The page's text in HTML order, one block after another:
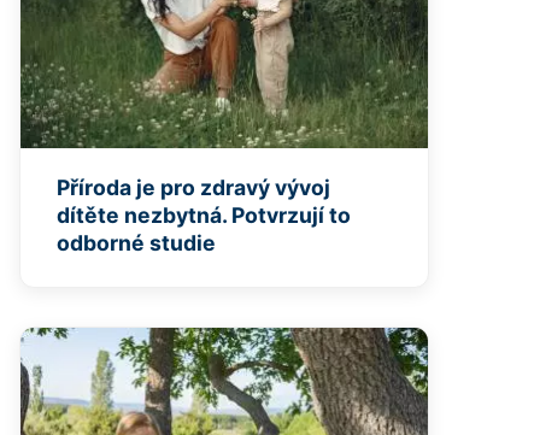
Příroda je pro zdravý vývoj
dítěte nezbytná. Potvrzují to
odborné studie